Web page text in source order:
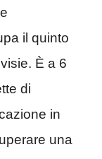
il quinto
È a 6
di
in
una